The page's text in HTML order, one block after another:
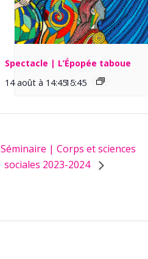
Spectacle | L’Épopée taboue
14 août à 14:45 -
15:45
Séminaire | Corps et sciences
sociales 2023-2024